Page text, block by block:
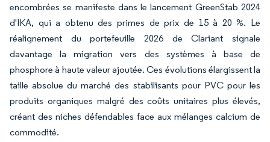
encombrées se manifeste dans le lancement GreenStab 2024
d'IKA, qui a obtenu des primes de prix de 15 à 20 %. Le
réalignement du portefeuille 2026 de Clariant signale
davantage la migration vers des systèmes à base de
phosphore à haute valeur ajoutée. Ces évolutions élargissent la
taille absolue du marché des stabilisants pour PVC pour les
produits organiques malgré des coûts unitaires plus élevés,
créant des niches défendables face aux mélanges calcium de
commodité.